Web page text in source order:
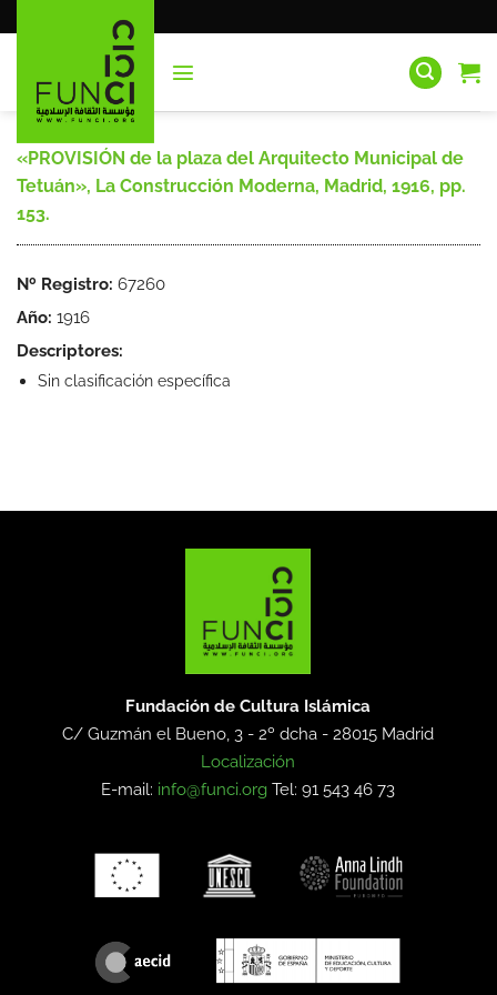
al
«PROVISIÓN de la plaza del Arquitecto Municipal de
Tetuán», La Construcción Moderna, Madrid, 1916, pp.
153.
Nº Registro: 67260
Año: 1916
Descriptores:
Sin clasificación específica
Fundación de Cultura Islámica
C/ Guzmán el Bueno, 3 - 2º dcha -28015 Madrid
Localización
E-mail: info@funci.org Tel: 91 543 46 73